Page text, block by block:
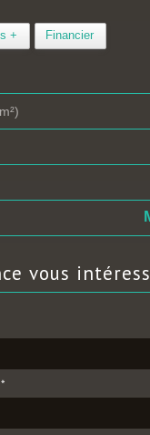
+ Financier
vous